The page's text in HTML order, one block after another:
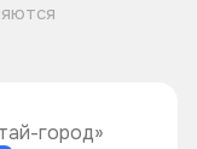
город»